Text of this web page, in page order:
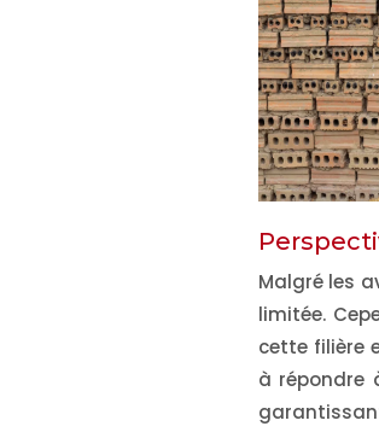
Malgré les
limitée.
cette filière
à répondre